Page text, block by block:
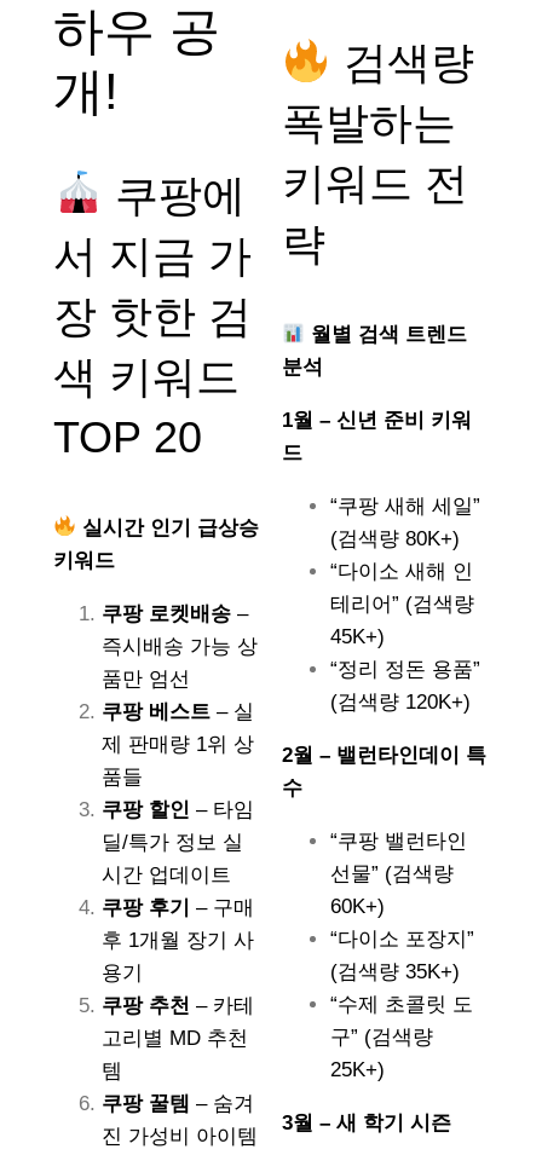
하우 공
개!
쿠팡에
서 지금 가
장 핫한 검
색 키워드
TOP 20
실시간 인기 급상승
키워드
쿠팡 로켓배송 –
즉시배송 가능 상
품만 엄선
쿠팡 베스트 – 실
제 판매량 1위 상
품들
쿠팡 할인 – 타임
딜/특가 정보 실
시간 업데이트
쿠팡 후기
– 구매
후 1개월 장기 사
용기
쿠팡 추천 – 카테
고리별 MD 추천
템
쿠팡 꿀템 – 숨겨
진 가성비 아이템
검색량
폭발하는
키워드 전
략
월별 검색 트렌드
분석
1월 – 신년 준비 키워
드
“쿠팡 새해 세일”
(검색량 80K+)
“다이소 새해 인
테리어” (검색량
45K+)
“정리 정돈 용품”
(검색량 120K+)
2월 – 밸런타인데이 특
수
“쿠팡 밸런타인
선물” (검색량
60K+)
“다이소 포장지”
(검색량 35K+)
“수제 초콜릿 도
구” (검색량
25K+)
3월 – 새 학기 시즌